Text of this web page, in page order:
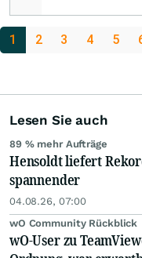
1 2 3 4 5
Lesen Sie auch
89 % mehr Aufträge
Hensoldt liefert
spannender
04.08.26, 07:00
wO Community Rückblick
wO-User zu